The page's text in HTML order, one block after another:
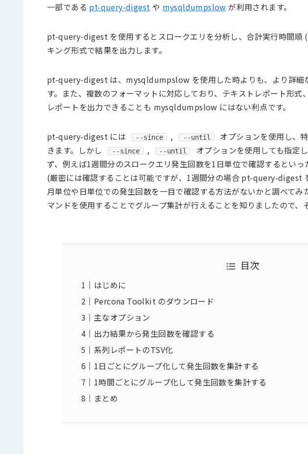
一部である pt-query-digest や mysqldumpslow が利用されます。
pt-query-digest を使用するとスロークエリを分析し、合計実行時間順
キング形式で結果を出力します。
pt-query-digest は、mysqldumpslow を使用した時よりも、より詳細
す。また、複数のフォーマットに対応しており、テキストレポート形式
レポートを出力できることも mysqldumpslow にはない利点です。
pt-query-digest には --since , --until
オプションを使用し、
きます。しかし
--since , --until
オプションを使用しても指定
ず、例えば1週間分のスロークエリ発生回数を1日単位で確認するといっ
(厳密には確認することは可能ですが、1週間分の場合 pt-query-digest
月単位や日単位での発生回数を一目で確認する方法がないかと調べて
マンドを使用することでグループ集計が行えることを知りましたので、
目次
はじめに
Percona Toolkit のダウンロード
主なオプション
出力結果から発生回数を確認する
系列レポートのTSV化
1日ごとにグループ化して発生回数を集計する
1時間ごとにグループ化して発生回数を集計する
まとめ